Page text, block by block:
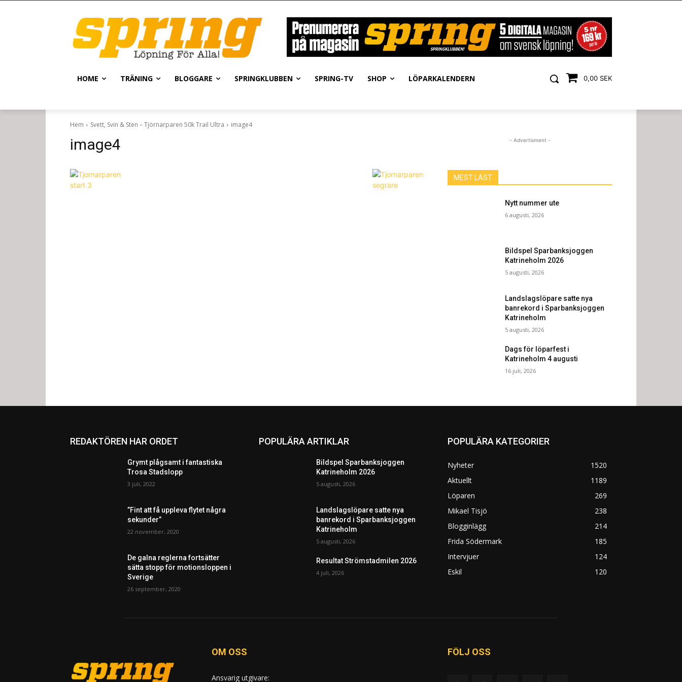
0,00 SEK
HOME TRÄNING BLOGGARE SPRINGKLUBBEN SPRING-TV SHOP LÖPARKALENDERN
Hem Svett, Svin & Sten – Tjörnarparen 50k Trail Ultra image4
image4 - Advertisment -
MEST LÄST
Nytt nummer ute
6 augusti, 2026
Bildspel Sparbanksjoggen
Katrineholm 2026
5 augusti, 2026
Landslagslöpare satte nya
banrekord i Sparbanksjoggen
Katrineholm
5 augusti, 2026
Dags för löparfest i
Katrineholm 4 augusti
16 juli, 2026
REDAKTÖREN HAR ORDET
Grymt plågsamt i fantastiska
Trosa Stadslopp
3 juli, 2022
”Fint att få uppleva flytet några
sekunder”
22 november, 2020
De galna reglerna fortsätter
sätta stopp för motionsloppen i
Sverige
26 september, 2020
POPULÄRA ARTIKLAR
Bildspel Sparbanksjoggen
Katrineholm 2026
5 augusti, 2026
Landslagslöpare satte nya
banrekord i Sparbanksjoggen
Katrineholm
5 augusti, 2026
Resultat Strömstadmilen 2026
4 juli, 2026
POPULÄRA KATEGORIER
Nyheter
1520
Aktuellt
1189
Löparen
269
Mikael Tisjö
238
Blogginlägg
214
Frida Södermark
185
Intervjuer
124
Eskil
120
OM OSS
Ansvarig utgivare:
FÖLJ OSS